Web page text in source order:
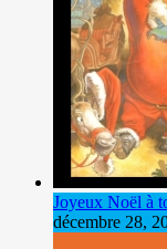
Joyeux Noël à
décembre 28,